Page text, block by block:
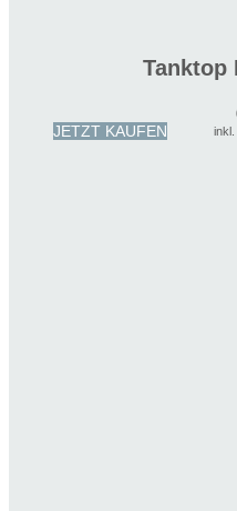
Tanktop
inkl.
JETZT KAUFEN